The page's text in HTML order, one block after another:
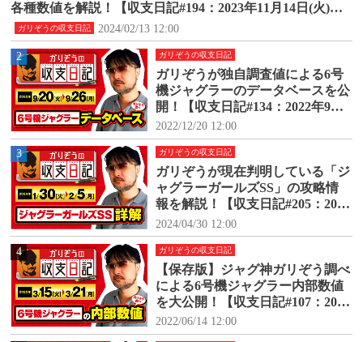
ガリぞうの収支日記
各種数値を解説！【収支日記#194：2023年11月14日(火)～1
1月20日(月)】
2024/02/13 12:00
2 ガリぞうの収支日記
ガリぞうが独自調査値による6号
機ジャグラーのデータベースを公
開！【収支日記#134：2022年9月2
0日(火)～9月26日(月)】
2022/12/20 12:00
3 ガリぞうの収支日記
ガリぞうが現在判明している「ジ
ャグラーガールズSS」の攻略情
報を解説！【収支日記#205：2024
年1月30日(火)～2024年2月5日
(月)】
2024/04/30 12:00
4 ガリぞうの収支日記
【保存版】ジャグ神ガリぞう調べ
による6号機ジャグラー内部数値
を大公開！【収支日記#107：2022
年3月15日(火)～3月21日(月)】
2022/06/14 12:00